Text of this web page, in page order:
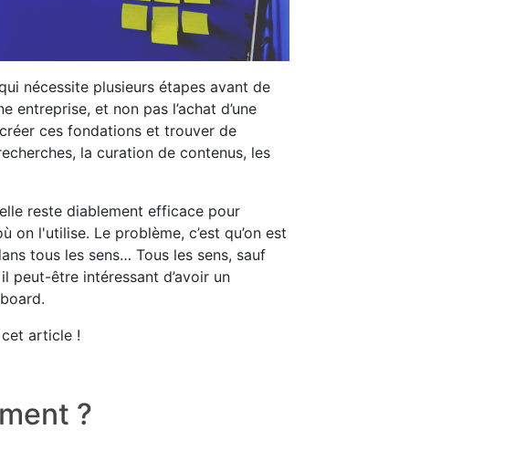
nécessite plusieurs étapes avant de
entreprise, et non pas l’achat d’une
ces fondations et trouver de
la curation de contenus, les
reste diablement efficace pour
l'utilise. Le problème, c’est qu’on est
tous les sens… Tous les sens, sauf
peut-être intéressant d’avoir un
cet article !
?